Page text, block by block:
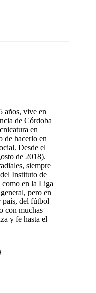
años, vive en
de Córdoba
en
de hacerlo en
Desde el
de 2018).
siempre
Instituto de
como en la Liga
pero en
país, del fútbol
con muchas
y fe hasta el